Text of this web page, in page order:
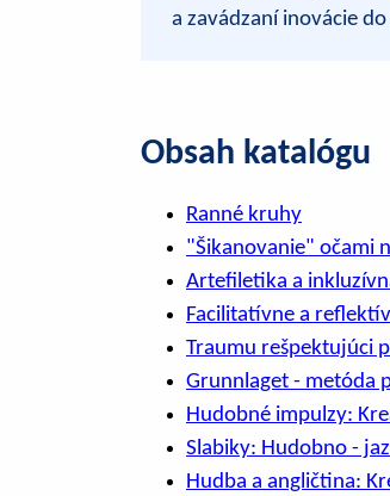
a zavádzaní inovácie do
Obsah katalógu
Ranné kruhy
"Šikanovanie" očami
Artefiletika a
Facilitatívne a
Traumu rešpektujúci
Grunnlaget - metóda
Hudobné impulzy:
Slabiky: Hudobno -
Hudba a angličtina: